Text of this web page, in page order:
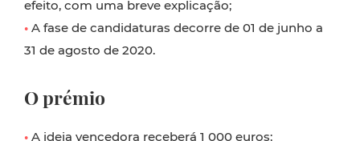
efeito, com uma breve explicação;
• A fase de candidaturas decorre de 01 de junho a
31 de agosto de 2020.
O prémio
• A ideia vencedora receberá 1 000 euros;